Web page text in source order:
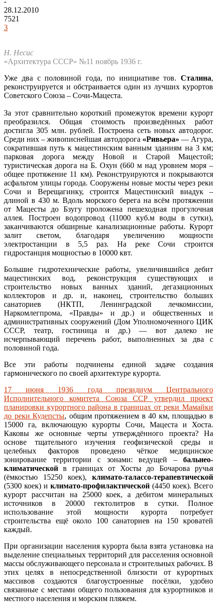
28.12.2010
7521
3
Н. Несис
«Архитектура СССР» №11 ноябрь 1936 г.
Уже два с половиной года, по инициативе тов. Сталина,
реконструируется и обстраивается один из лучших курортов
Советского Союза – Сочи-Мацеста.
За этот сравнительно короткий промежуток времени курорт
преобразился. Общая стоимость произведённых работ
достигла 305 млн. рублей. Построена сеть новых автодорог.
Среди них – живописнейшая автодорога «Ривьера» — Агура,
сократившая путь к мацестинским ванным зданиям на 3 км;
парковая дорога между Новой и Старой Мацестой;
туристическая дорога на Б. Охун (660 м над уровнем моря –
общее протяжение 11 км). Реконструируются и покрываются
асфальтом улицы города. Сооружены новые мосты через реки
Сочи и Верещагинку, строится Мацестинский виадук –
длиной в 430 м. Вдоль морского берега на всём протяжении
от Мацесты до Бзугу проложена пешеходная прогулочная
аллея. Построен водопровод (11000 куб.м воды в сутки),
заканчиваются обширные канализационные работы. Курорт
залит светом, благодаря увеличению мощности
электростанции в 5,5 раз. На реке Сочи строится
гидростанция мощностью в 10000 квт.
Большие гидротехнические работы, увеличившийся дебит
мацестинских вод, реконструкция существующих и
строительство новых ванных зданий, дегазационных
коллекторов и др. и, наконец, строительство больших
санаториев (НКТП, Ленинградской лечкомиссии,
Наркомлегпрома, «Правды» и др.) и общественных и
административных сооружений (Дом Уполномоченного ЦИК
СССР, театр, гостиница и др.) — вот далеко не
исчерпывающий перечень работ, выполненных за два с
половиной года.
Все эти работы подчинены единой задаче создания
гармонического по своей архитектуре курорта.
17 июня 1936 года президиум Центрального
Исполнительного комитета Союза ССР утвердил проект
планировки курортного района в границах от реки Мамайки
до реки Кудепсты, общим протяжением в 40 км, площадью в
15000 га, включающую курорты Сочи, Мацеста и Хоста.
Каковы же основные черты утверждённого проекта? На
основе тщательного изучения геофизической среды и
целебных факторов проведено чёткое медицинское
зонирование территории с зонами: ведущей – бальнео-
климатической в границах от Хосты до Бочарова ручья
(ёмкостью 15250 коек), климато-талассо-терапевтической
(5300 коек) и климато-профилактической (4450 коек). Всего
курорт рассчитан на 25000 коек, а дебитом минеральных
источников в 20000 гектолитров в сутки. Полное
использование этой мощности курорта потребует
строительства ещё около 100 санаториев на 150 кроватей
каждый.
При организации населения курорта была взята установка на
выделение специальных территорий для расселения основной
массы обслуживающего персонала и строительных рабочих. В
этих целях в непосредственной близости от курортных
массивов создаются благоустроенные посёлки, удобно
связанные с местами общего пользования для курортников и
местного населения и морским пляжем.